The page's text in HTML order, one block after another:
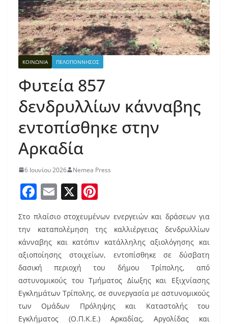
ΚΟΙΝΩΝΙΑ ΠΕΛΟΠΟΝΝΗΣΟΣ
Φυτεία 857
δενδρυλλίων κάνναβης
εντοπίσθηκε στην
Αρκαδία
6 Ιουνίου 2026 Nemea Press
F
a
c
e
b
o
o
k
E
ai
l
X
er
e
st
Στο πλαίσιο στοχευμένων ενεργειών και δράσεων για
την καταπολέμηση της καλλιέργειας δενδρυλλίων
κάνναβης και κατόπιν κατάλληλης αξιολόγησης και
αξιοποίησης στοιχείων, εντοπίσθηκε σε δύσβατη
δασική περιοχή του δήμου Τρίπολης, από
αστυνομικούς του Τμήματος Δίωξης και Εξιχνίασης
Εγκλημάτων Τρίπολης, σε συνεργασία με αστυνομικούς
των Ομάδων Πρόληψης και Καταστολής του
Εγκλήματος (Ο.Π.Κ.Ε.) Αρκαδίας, Αργολίδας και